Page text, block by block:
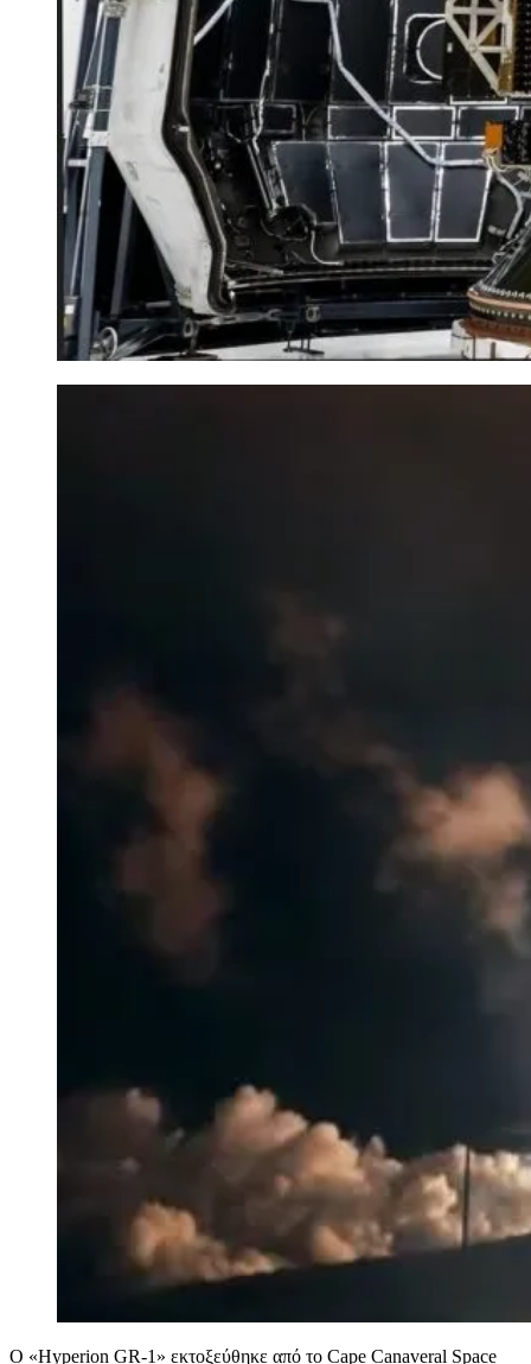
Ο «Hyperion GR-1» εκτοξεύθηκε από το Cape Canaveral Space